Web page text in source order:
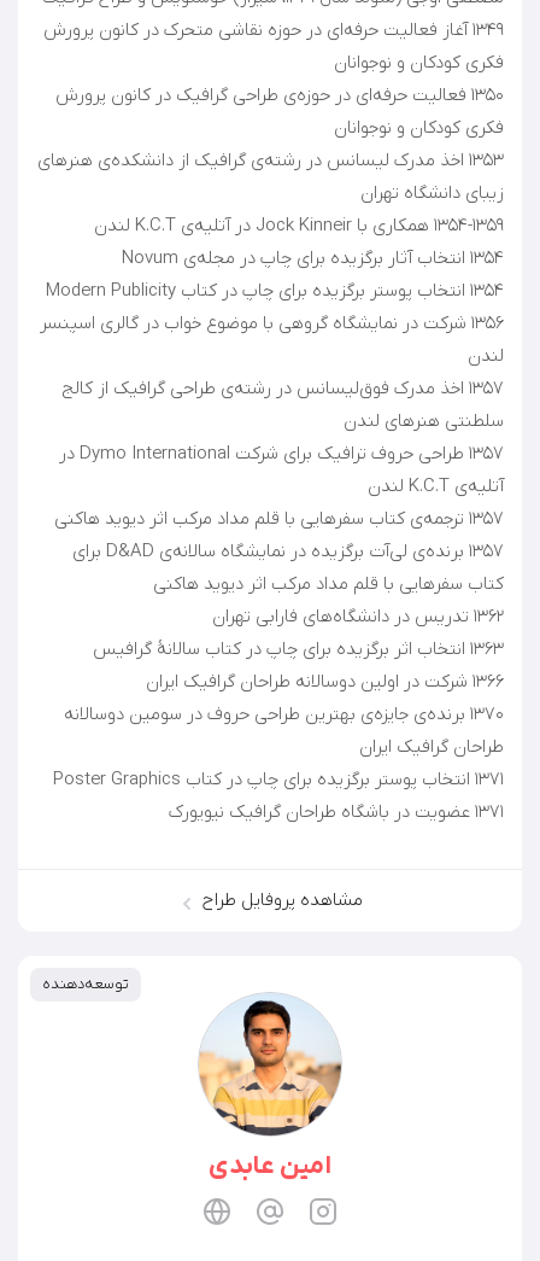
۱۳۴۹ آغاز فعالیت حرفه‌ای در حوزه نقاشی متحرک در کانون پرورش
۱۳۵۰ فعالیت حرفه‌ای در حوزه‌ی طراحی گرافیک در کانون پرورش
۱۳۵۳ اخذ مدرک لیسانس در رشته‌ی گرافیک از دانشکده‌ی هنرهای
۱۳۵۶ شرکت در نمایشگاه گروهی با موضوع خواب در گالری اسپنسر
۱۳۵۷ اخذ مدرک فوق‌لیسانس در رشته‌ی طراحی گرافیک از کالج
۱۳۵۷ طراحی حروف ترافیک برای شرکت Dymo International در
۱۳۵۷ برنده‌ی لی‌آت برگزیده در نمایشگاه سالانه‌ی D&AD برای
۱۳۷۰ برنده‌ی جایزه‌ی بهترین طراحی حروف در سومین دوسالانه
۱۳۷۱ عضویت در باشگاه طراحان گرافیک نیویورک
مشاهده پروفایل طراح
توسعه‌دهنده
امین عابدی